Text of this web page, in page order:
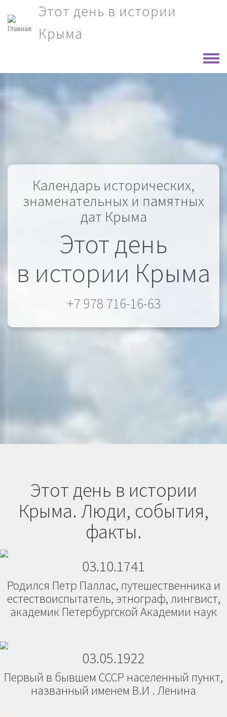
Перейти к основному содержанию
Этот день в истории
Крыма
Toggle
Календарь исторических,
знаменательных и памятных
дат Крыма
Этот день
в истории Крыма
+7 978 716-16-63
Этот день в истории
Крыма. Люди, события,
факты.
03.10.1741
Родился Петр Паллас, путешественника и
естествоиспытатель, этнограф, лингвист,
академик Петербургской Академии наук
03.05.1922
Первый в бывшем СССР населенный пункт,
названный именем В.И . Ленина